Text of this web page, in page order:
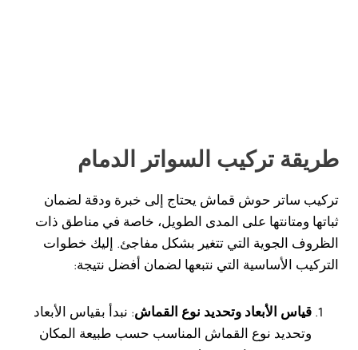
طريقة تركيب السواتر الدمام
تركيب ساتر حوش قماش يحتاج إلى خبرة ودقة لضمان
ثباتها ومتانتها على المدى الطويل، خاصة في مناطق ذات
الظروف الجوية التي تتغير بشكل مفاجئ. إليك خطوات
التركيب الأساسية التي نتبعها لضمان أفضل نتيجة:
قياس الأبعاد وتحديد نوع القماش: نبدأ بقياس الأبعاد
وتحديد نوع القماش المناسب حسب طبيعة المكان